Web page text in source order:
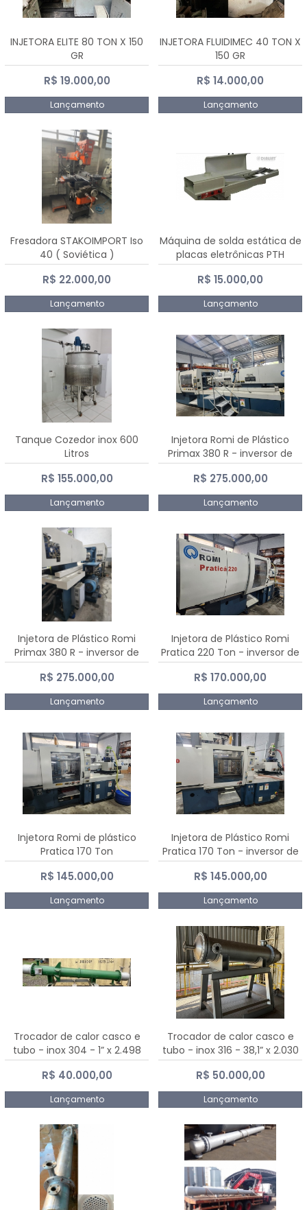
INJETORA ELITE 80 TON X 150
GR
R$ 19.000,00
Lançamento
INJETORA FLUIDIMEC 40 TON X
150 GR
R$ 14.000,00
Lançamento
Fresadora STAKOIMPORT Iso
40 ( Soviética )
R$ 22.000,00
Lançamento
Máquina de solda estática de
placas eletrônicas PTH
DIALSAT
R$ 15.000,00
Lançamento
Tanque Cozedor inox 600
Litros
R$ 155.000,00
Lançamento
Injetora Romi de Plástico
Primax 380 R - inversor de
frequência NR 12 - 2008
R$ 275.000,00
Lançamento
Injetora de Plástico Romi
Primax 380 R - inversor de
frequência NR 12
R$ 275.000,00
Lançamento
Injetora de Plástico Romi
Pratica 220 Ton - inversor de
frequência NR 12
R$ 170.000,00
Lançamento
Injetora Romi de plástico
Pratica 170 Ton
R$ 145.000,00
Lançamento
Injetora de Plástico Romi
Pratica 170 Ton - inversor de
frequência NR 12
R$ 145.000,00
Lançamento
Trocador de calor casco e
tubo - inox 304 - 1” x 2.498
mm
R$ 40.000,00
Lançamento
Trocador de calor casco e
tubo - inox 316 - 38,1” x 2.030
mm
R$ 50.000,00
Lançamento